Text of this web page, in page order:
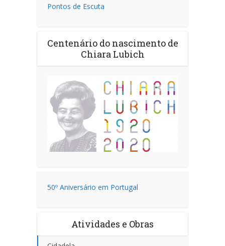
Pontos de Escuta
Centenário do nascimento de
Chiara Lubich
50º Aniversário em Portugal
Atividades e Obras